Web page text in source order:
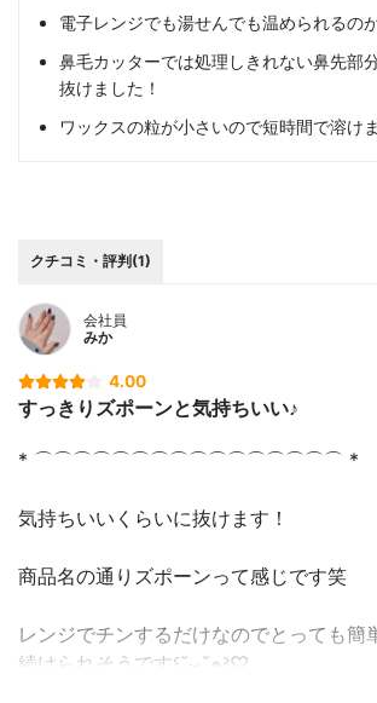
電子レンジでも湯せんでも温められるの
鼻毛カッターでは処理しきれない鼻先部
抜けました！
ワックスの粒が小さいので短時間で溶け
クチコミ・評判(1)
会社員
みか
4.00
すっきりズポーンと気持ちいい♪
* ⌒⌒⌒⌒⌒⌒⌒⌒⌒⌒⌒⌒⌒⌒⌒⌒ *
気持ちいいくらいに抜けます！
商品名の通りズポーンって感じです笑
レンジでチンするだけなのでとっても簡
続けられそうです꒰˘̩̩̩⌣˘̩̩̩๑꒱♡